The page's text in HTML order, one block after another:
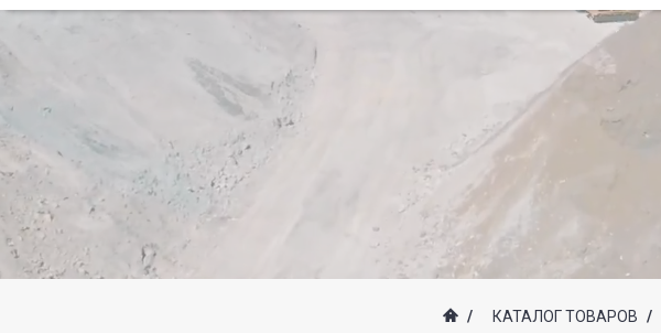
/ КАТАЛОГ ТОВАРОВ /